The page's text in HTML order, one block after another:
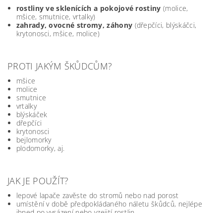
rostliny ve sklenících a pokojové rostiny (molice,
mšice, smutnice, vrtalky)
zahrady, ovocné stromy, záhony (dřepčíci, blýskáčci,
krytonosci, mšice, molice)
PROTI JAKÝM ŠKŮDCŮM?
mšice
molice
smutnice
vrtalky
blýskáček
dřepčíci
krytonosci
bejlomorky
plodomorky, aj.
JAK JE POUŽÍT?
lepové lapače zavěste do stromů nebo nad porost
umístění v době předpokládaného náletu škůdců, nejlépe